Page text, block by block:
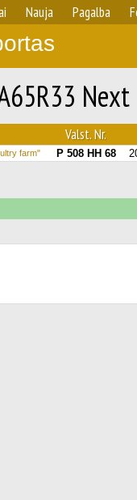
Nauja Pagalba
Valst. Nr.
farm" Р 508 НН 68